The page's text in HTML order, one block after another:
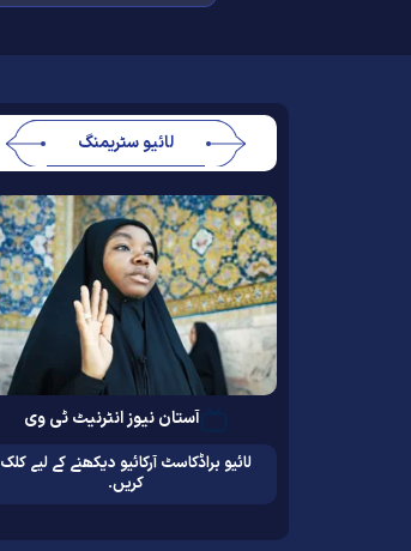
لائیو سٹریمنگ
آستان نیوز انٹرنیٹ ٹی وی
لائیو براڈکاسٹ آرکائیو دیکھنے کے لیے کلک
کریں۔